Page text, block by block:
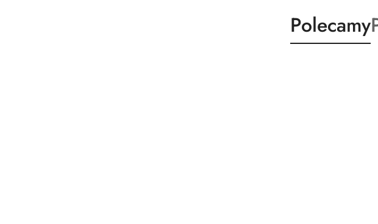
Produkty
o
Polecamy
o